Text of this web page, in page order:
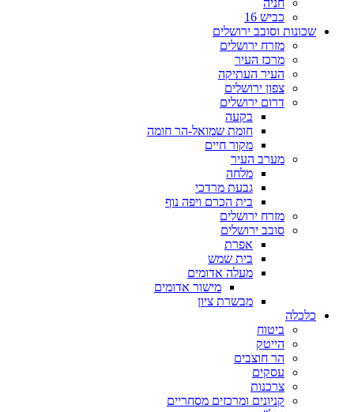
חניה
כביש 16
שכונות וסובב ירושלים
מזרח ירושלים
מרכז העיר
העיר העתיקה
צפון ירושלים
דרום ירושלים
בקעה
חומת שמואל-הר חומה
מקור חיים
מערב העיר
מלחה
גבעת מרדכי
בית הכרם ויפה נוף
מזרח ירושלים
סובב ירושלים
אפרת
בית שמש
מעלה אדומים
מישור אדומים
מבשרת ציון
כלכלה
ביטוח
הייטק
הר חוצבים
עסקים
צרכנות
קניונים ומרכזים מסחריים